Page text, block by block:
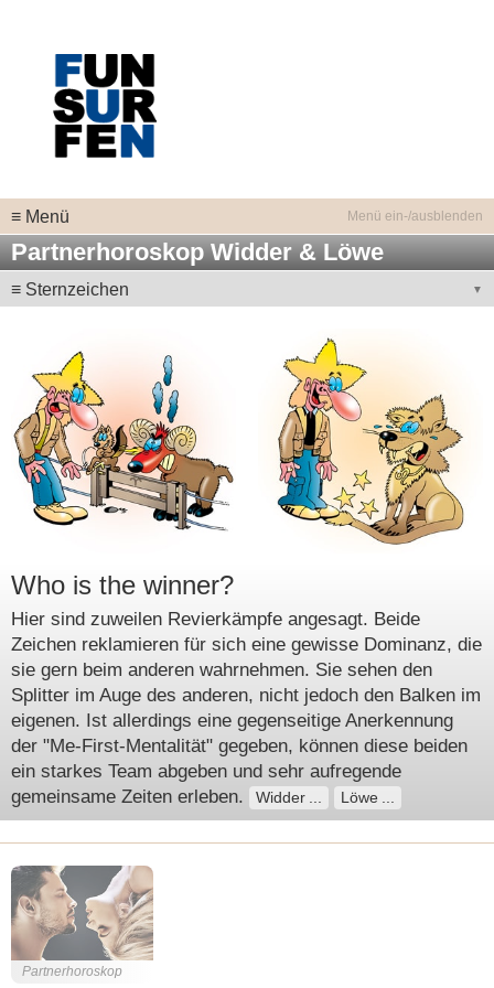
≡ Menü
Partnerhoroskop Widder & Löwe
≡ Sternzeichen
Who is the winner?
Hier sind zuweilen Revierkämpfe angesagt. Beide
Zeichen reklamieren für sich eine gewisse Dominanz, die
sie gern beim anderen wahrnehmen. Sie sehen den
Splitter im Auge des anderen, nicht jedoch den Balken im
eigenen. Ist allerdings eine gegenseitige Anerkennung
der "Me-First-Mentalität" gegeben, können diese beiden
ein starkes Team abgeben und sehr aufregende
gemeinsame Zeiten erleben.
Widder Löwe
Partnerhoroskop